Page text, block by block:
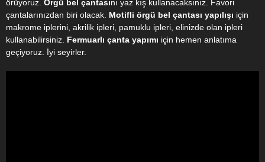
örüyoruz. Örgü bel çantasını yaz kış kullanacaksınız. Favori
çantalarınızdan biri olacak. Motifli örgü bel çantası yapılışı için
makrome iplerini, akrilik ipleri, pamuklu ipleri, elinizde olan ipleri
kullanabilirsiniz. Fermuarlı çanta yapımı için hemen anlatıma
geçiyoruz. İyi seyirler.